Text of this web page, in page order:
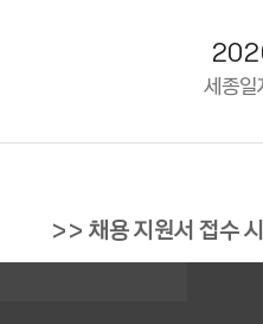
세종일
>> 채용 지원서 접수